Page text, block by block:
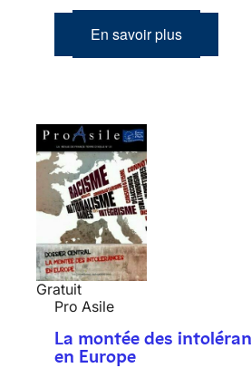
En savoir plus
Gratuit
Pro Asile
La montée des
en Europe